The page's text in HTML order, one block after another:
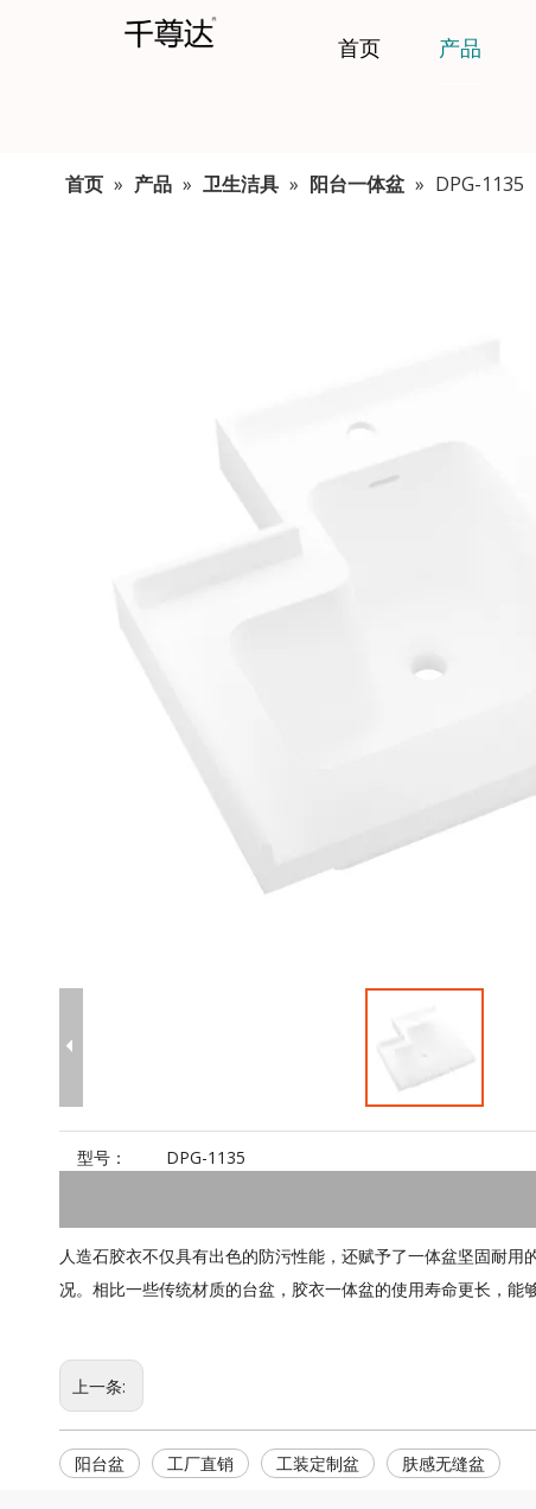
首页 产品
首页 » 产品 » 卫生洁具 » 阳台一体盆 » DPG-1135
型号： DPG-1135
人造石胶衣不仅具有出色的防污性能，还赋予了一体盆坚固耐
况。相比一些传统材质的台盆，胶衣一体盆的使用寿命更长，能
上一条:
阳台盆 工厂直销 工装定制盆 肤感无缝盆